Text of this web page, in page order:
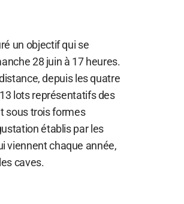
un objectif qui se
28 juin à 17 heures.
depuis les quatre
lots représentatifs des
sous trois formes
établis par les
viennent chaque année,
caves.